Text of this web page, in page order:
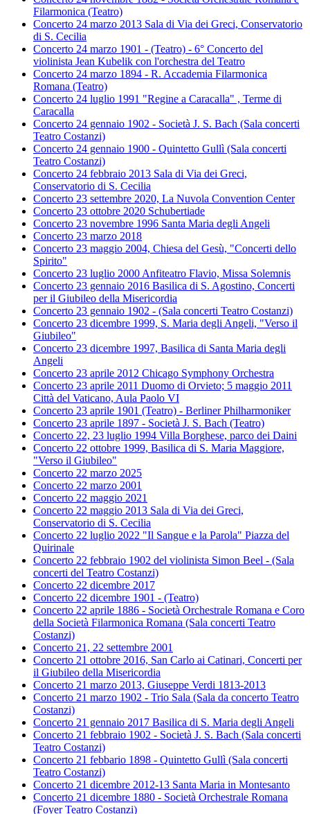
Filarmonica (Teatro)
Concerto 24 marzo 2013 Sala di Via dei Greci, Conservatorio
di S. Cecilia
Concerto 24 marzo 1901 - (Teatro) - 6° Concerto del
violinista Jean Kubelik con l'orchestra del Teatro
Concerto 24 marzo 1894 - R. Accademia Filarmonica
Romana (Teatro)
Concerto 24 luglio 1991 "Regine a Caracalla" , Terme di
Caracalla
Concerto 24 gennaio 1902 - Società J. S. Bach (Sala concerti
Teatro Costanzi)
Concerto 24 gennaio 1900 - Quintetto Gullì (Sala concerti
Teatro Costanzi)
Concerto 24 febbraio 2013 Sala di Via dei Greci,
Conservatorio di S. Cecilia
Concerto 23 settembre 2020, La Nuvola Convention Center
Concerto 23 ottobre 2020 Schubertiade
Concerto 23 novembre 1996 Santa Maria degli Angeli
Concerto 23 marzo 2018
Concerto 23 maggio 2004, Chiesa del Gesù, "Concerti dello
Spirito"
Concerto 23 luglio 2000 Anfiteatro Flavio, Missa Solemnis
Concerto 23 gennaio 2016 Basilica di S. Agostino, Concerti
per il Giubileo della Misericordia
Concerto 23 gennaio 1902 - (Sala concerti Teatro Costanzi)
Concerto 23 dicembre 1999, S. Maria degli Angeli, "Verso il
Giubileo"
Concerto 23 dicembre 1997, Basilica di Santa Maria degli
Angeli
Concerto 23 aprile 2012 Chicago Symphony Orchestra
Concerto 23 aprile 2011 Duomo di Orvieto; 5 maggio 2011
Città del Vaticano, Aula Paolo VI
Concerto 23 aprile 1901 (Teatro) - Berliner Philharmoniker
Concerto 23 aprile 1897 - Società J. S. Bach (Teatro)
Concerto 22, 23 luglio 1994 Villa Borghese, parco dei Daini
Concerto 22 ottobre 1999, Basilica di S. Maria Maggiore,
"Verso il Giubileo"
Concerto 22 marzo 2025
Concerto 22 marzo 2001
Concerto 22 maggio 2021
Concerto 22 maggio 2013 Sala di Via dei Greci,
Conservatorio di S. Cecilia
Concerto 22 luglio 2022 "Il Sangue e la Parola" Piazza del
Quirinale
Concerto 22 febbraio 1902 del violinista Simon Beel - (Sala
concerti del Teatro Costanzi)
Concerto 22 dicembre 2017
Concerto 22 dicembre 1901 - (Teatro)
Concerto 22 aprile 1886 - Società Orchestrale Romana e Coro
della Società Filarmonica Romana (Sala concerti Teatro
Costanzi)
Concerto 21, 22 settembre 2001
Concerto 21 ottobre 2016, San Carlo ai Catinari, Concerti per
il Giubileo della Misericordia
Concerto 21 marzo 2013, Giuseppe Verdi 1813-2013
Concerto 21 marzo 1902 - Trio Sala (Sala da concerto Teatro
Costanzi)
Concerto 21 gennaio 2017 Basilica di S. Maria degli Angeli
Concerto 21 febbraio 1902 - Società J. S. Bach (Sala concerti
Teatro Costanzi)
Concerto 21 febbario 1898 - Quintetto Gullì (Sala concerti
Teatro Costanzi)
Concerto 21 dicembre 2012-13 Santa Maria in Montesanto
Concerto 21 dicembre 1880 - Società Orchestrale Romana
(Foyer Teatro Costanzi)